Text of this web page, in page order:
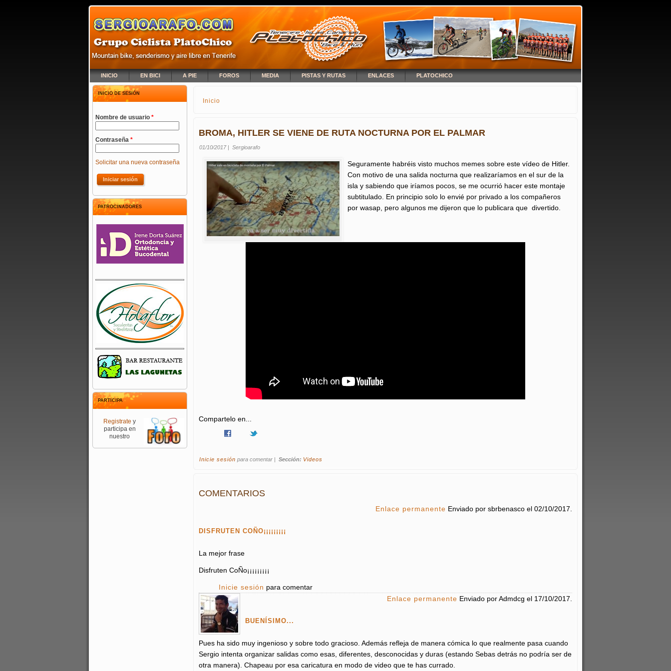
INICIO EN BICI A PIE FOROS MEDIA PISTAS Y RUTAS ENLACES PLATOCHICO
INICIO DE SESIÓN
Nombre de usuario *
Contraseña *
Solicitar una nueva contraseña
PATROCINADORES
PARTICIPA
Registrate y
participa en
nuestro
SE ENCUENTRA USTED AQUÍ
Inicio
BROMA, HITLER SE VIENE DE RUTA NOCTURNA POR EL PALMAR
01/10/2017| Sergioarafo
Seguramente habréis visto muchos memes sobre este vídeo de Hitler.
Con motivo de una salida nocturna que realizaríamos en el sur de la
isla y sabiendo que iríamos pocos, se me ocurrió hacer este montaje
subtitulado. En principio solo lo envié por privado a los compañeros
por wasap, pero algunos me dijeron que lo publicara que divertido.
Compartelo en...
Inicie sesión para comentar Sección: Videos
COMENTARIOS
Enlace permanente Enviado por sbrbenasco el 02/10/2017.
DISFRUTEN COÑO¡¡¡¡¡¡¡¡¡
La mejor frase
Disfruten CoÑo¡¡¡¡¡¡¡¡¡
Inicie sesión para comentar
Enlace permanente Enviado porAdmdcg el 17/10/2017.
BUENÍSIMO...
Pues ha sido muy ingenioso y sobre todo gracioso. Además refleja de manera cómica lo que realmente pasa cuando
Sergio intenta organizar salidas como esas, diferentes, desconocidas y duras (estando Sebas detrás no podría ser de
otra manera). Chapeau por esa caricatura en modo de video que te has currado.